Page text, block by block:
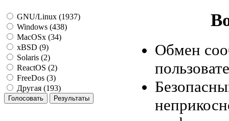
GNU/Linux (1937)
Windows (438)
MacOSx (34)
xBSD (9)
Solaris (2)
ReactOS (2)
FreeDos (3)
Другая (193)
Обмен